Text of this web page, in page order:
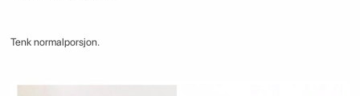
Tenk normalporsjon.